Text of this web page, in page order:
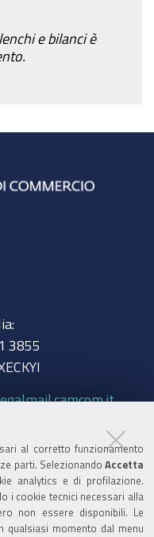
al corretto funzionamento
parti. Selezionando Accetta
analytics e di profilazione.
i cookie tecnici necessari alla
non essere disponibili. Le
qualsiasi momento dal menu
e bilanci è
3855